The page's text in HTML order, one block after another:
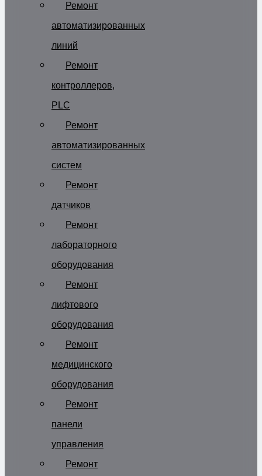
Ремонт
автоматизированных
линий
Ремонт
контроллеров,
PLC
Ремонт
автоматизированных
систем
Ремонт
датчиков
Ремонт
лабораторного
оборудования
Ремонт
лифтового
оборудования
Ремонт
медицинского
оборудования
Ремонт
панели
управления
Ремонт